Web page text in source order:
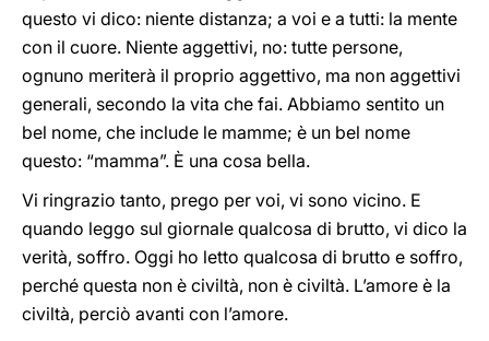
questo vi dico: niente distanza; a voi e a tutti: la mente
con il cuore. Niente aggettivi, no: tutte persone,
ognuno meriterà il proprio aggettivo, ma non aggettivi
generali, secondo la vita che fai. Abbiamo sentito un
bel nome, che include le mamme; è un bel nome
questo: “mamma”. È una cosa bella.
Vi ringrazio tanto, prego per voi, vi sono vicino. E
quando leggo sul giornale qualcosa di brutto, vi dico la
verità, soffro. Oggi ho letto qualcosa di brutto e soffro,
perché questa non è civiltà, non è civiltà. L’amore è la
civiltà, perciò avanti con l’amore.